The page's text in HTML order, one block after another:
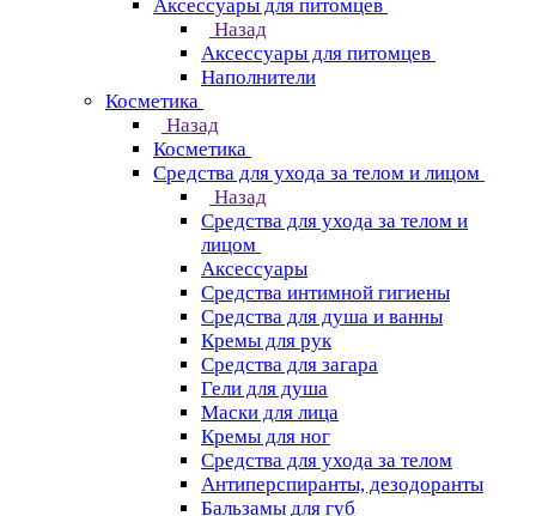
Аксессуары для питомцев
Назад
Аксессуары для питомцев
Наполнители
Косметика
Назад
Косметика
Средства для ухода за телом и лицом
Назад
Средства для ухода за телом и
лицом
Аксессуары
Средства интимной гигиены
Средства для душа и ванны
Кремы для рук
Средства для загара
Гели для душа
Маски для лица
Кремы для ног
Средства для ухода за телом
Антиперспиранты, дезодоранты
Бальзамы для губ